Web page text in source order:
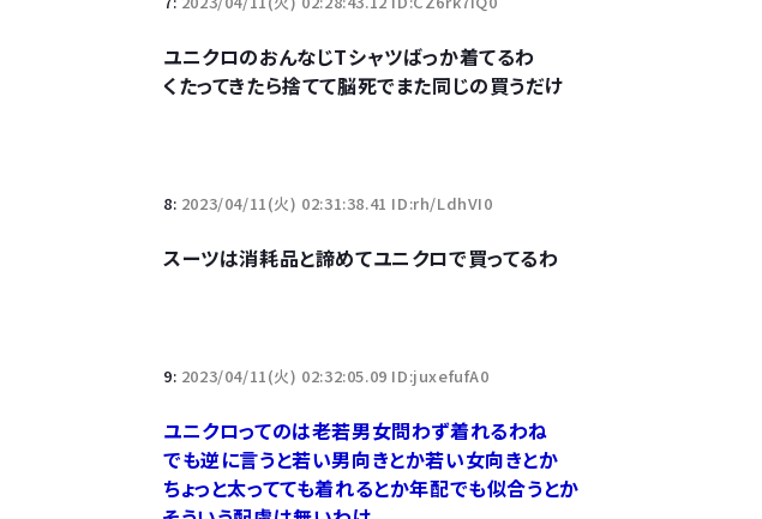
ユニクロのおんなじTシャツばっか着てるわ
くたってきたら捨てて脳死でまた同じの買うだけ
8: 2023/04/11(火) 02:31:38.41 ID:rh/LdhVI0
スーツは消耗品と諦めてユニクロで買ってるわ
9: 2023/04/11(火) 02:32:05.09 ID:juxefufA0
ユニクロってのは老若男女問わず着れるわね
でも逆に言うと若い男向きとか若い女向きとか
ちょっと太ってても着れるとか年配でも似合うとか